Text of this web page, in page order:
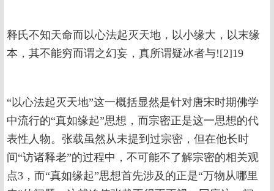
释氏不知天命而以心法起灭天地，以小缘大，以末缘
本，其不能穷而谓之幻妄，真所谓疑冰者与![2]19
“以心法起灭天地”这一概括显然是针对唐宋时期佛学
中流行的“真如缘起”思想，而宗密正是这一思想的代
表性人物。张载虽然从未提到过宗密，但在他长时
间“访诸释老”的过程中，不可能不了解宗密的相关观
点3，而“真如缘起”思想首先涉及的正是“万物从哪里